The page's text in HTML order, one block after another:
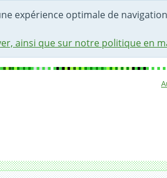
expérience optimale de
ainsi que sur notre politique en